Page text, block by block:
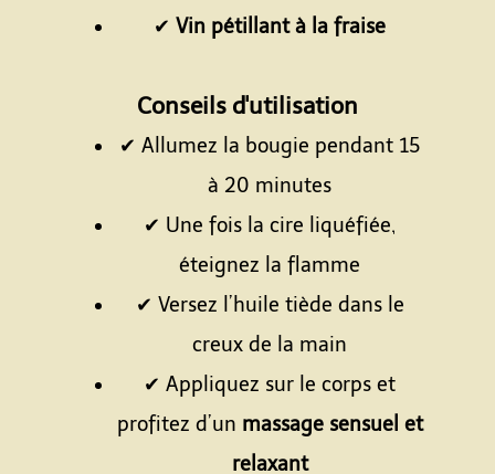
✔ Vin pétillant à la fraise
Conseils d'utilisation
✔ Allumez la bougie pendant 15
à 20 minutes
✔ Une fois la cire liquéfiée,
éteignez la flamme
✔ Versez l’huile tiède dans le
creux de la main
✔ Appliquez sur le corps et
profitez d’un massage sensuel et
relaxant